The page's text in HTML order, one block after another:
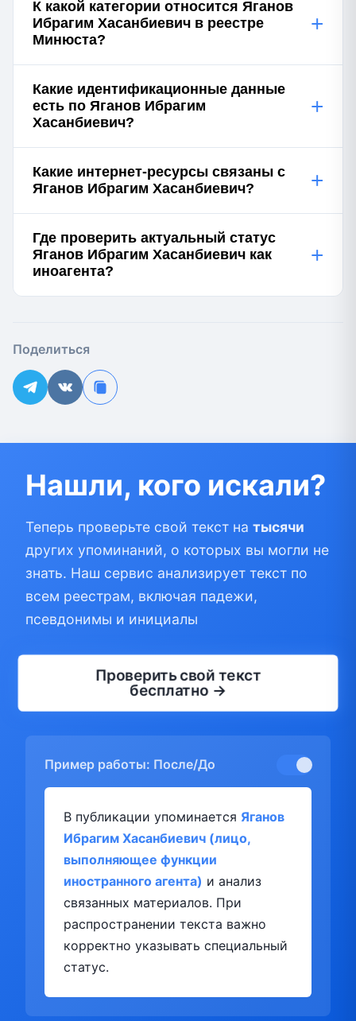
К какой категории относится Яганов
Ибрагим Хасанбиевич в реестре
Минюста?
+
Какие идентификационные данные
есть по Яганов Ибрагим
Хасанбиевич?
+
Какие интернет-ресурсы связаны с
Яганов Ибрагим Хасанбиевич?
+
Где проверить актуальный статус
Яганов Ибрагим Хасанбиевич как
иноагента?
+
Поделиться
Нашли, кого искали?
Теперь проверьте свой текст на тысячи
других упоминаний, о которых вы могли не
знать. Наш сервис анализирует текст по
всем реестрам, включая падежи,
псевдонимы и инициалы
Проверить свой текст
бесплатно →
Пример работы: После/До
В публикации упоминается Яганов
Ибрагим Хасанбиевич (лицо,
выполняющее функции
иностранного агента) и анализ
связанных материалов. При
распространении текста важно
корректно указывать специальный
статус.